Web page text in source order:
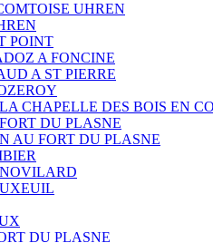
UHREN
POINT
A FONCINE
A ST PIERRE
CHAPELLE DES BOIS EN
DU PLASNE
AU FORT DU PLASNE
DU PLASNE